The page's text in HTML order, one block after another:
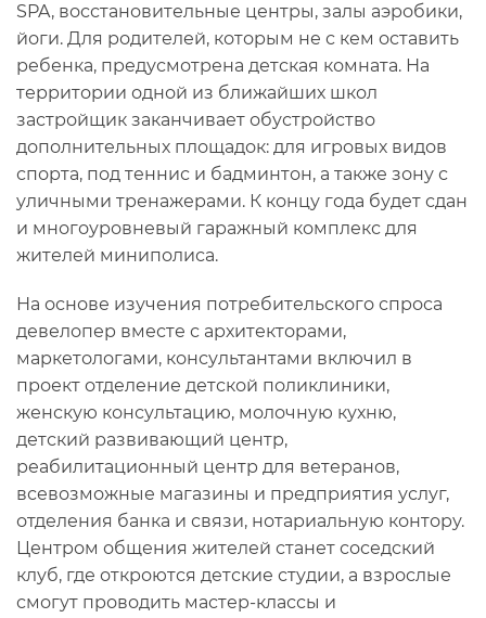
SPA, восстановительные центры, залы аэробики,
йоги. Для родителей, которым не с кем оставить
ребенка, предусмотрена детская комната. На
территории одной из ближайших школ
застройщик заканчивает обустройство
дополнительных площадок: для игровых видов
спорта, под теннис и бадминтон, а также зону с
уличными тренажерами. К концу года будет сдан
и многоуровневый гаражный комплекс для
жителей миниполиса.
На основе изучения потребительского спроса
девелопер вместе с архитекторами,
маркетологами, консультантами включил в
проект отделение детской поликлиники,
женскую консультацию, молочную кухню,
детский развивающий центр,
реабилитационный центр для ветеранов,
всевозможные магазины и предприятия услуг,
отделения банка и связи, нотариальную контору.
Центром общения жителей станет соседский
клуб, где откроются детские студии, а взрослые
смогут проводить мастер-классы и